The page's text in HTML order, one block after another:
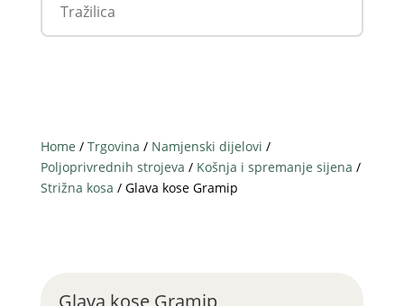
Home / Trgovina / Namjenski dijelovi /
Poljoprivrednih strojeva / Košnja i spremanje sijena /
Strižna kosa / Glava kose Gramip
Glava kose Gramip